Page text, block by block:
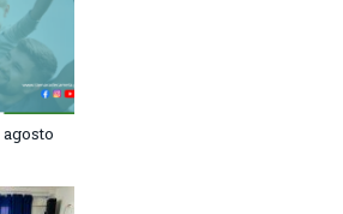
agosto